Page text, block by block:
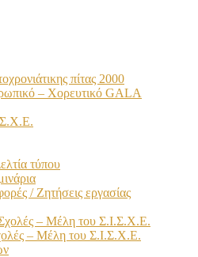
πίτας 2000
– Χορευτικό GALA
τύπου
/ Ζητήσεις εργασίας
– Μέλη του Σ.Ι.Σ.Χ.Ε.
– Μέλη του Σ.Ι.Σ.Χ.Ε.